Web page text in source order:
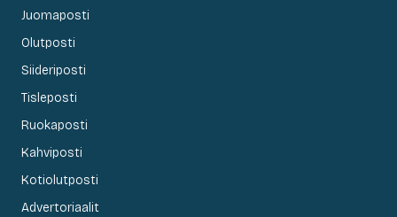
Juomaposti
Olutposti
Siideriposti
Tisleposti
Ruokaposti
Kahviposti
Kotiolutposti
Advertoriaalit